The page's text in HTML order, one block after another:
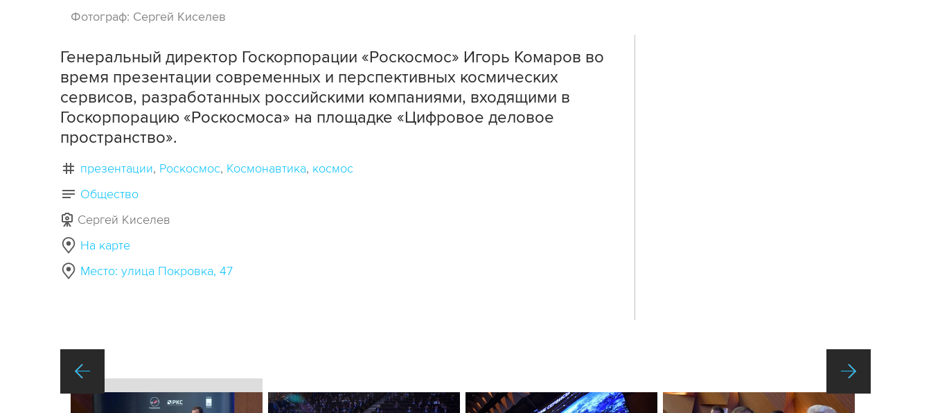
Фотограф: Сергей Киселев
Генеральный директор Госкорпорации «Роскосмос» Игорь Комаров во
время презентации современных и перспективных космических
сервисов, разработанных российскими компаниями, входящими в
Госкорпорацию «Роскосмоса» на площадке «Цифровое деловое
пространство».
презентации Роскосмос Космонавтика космос
Общество
Сергей Киселев
На карте
Место: улица Покровка, 47